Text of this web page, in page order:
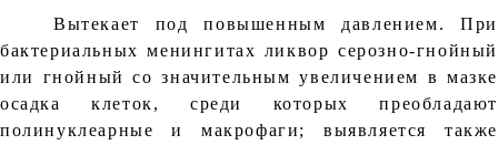
Вытекает под повышенным давлением. При
бактериальных менингитах ликвор серозно-гнойный
или гнойный со значительным увеличением в мазке
осадка клеток, среди которых преобладают
полинуклеарные и макрофаги; выявляется также